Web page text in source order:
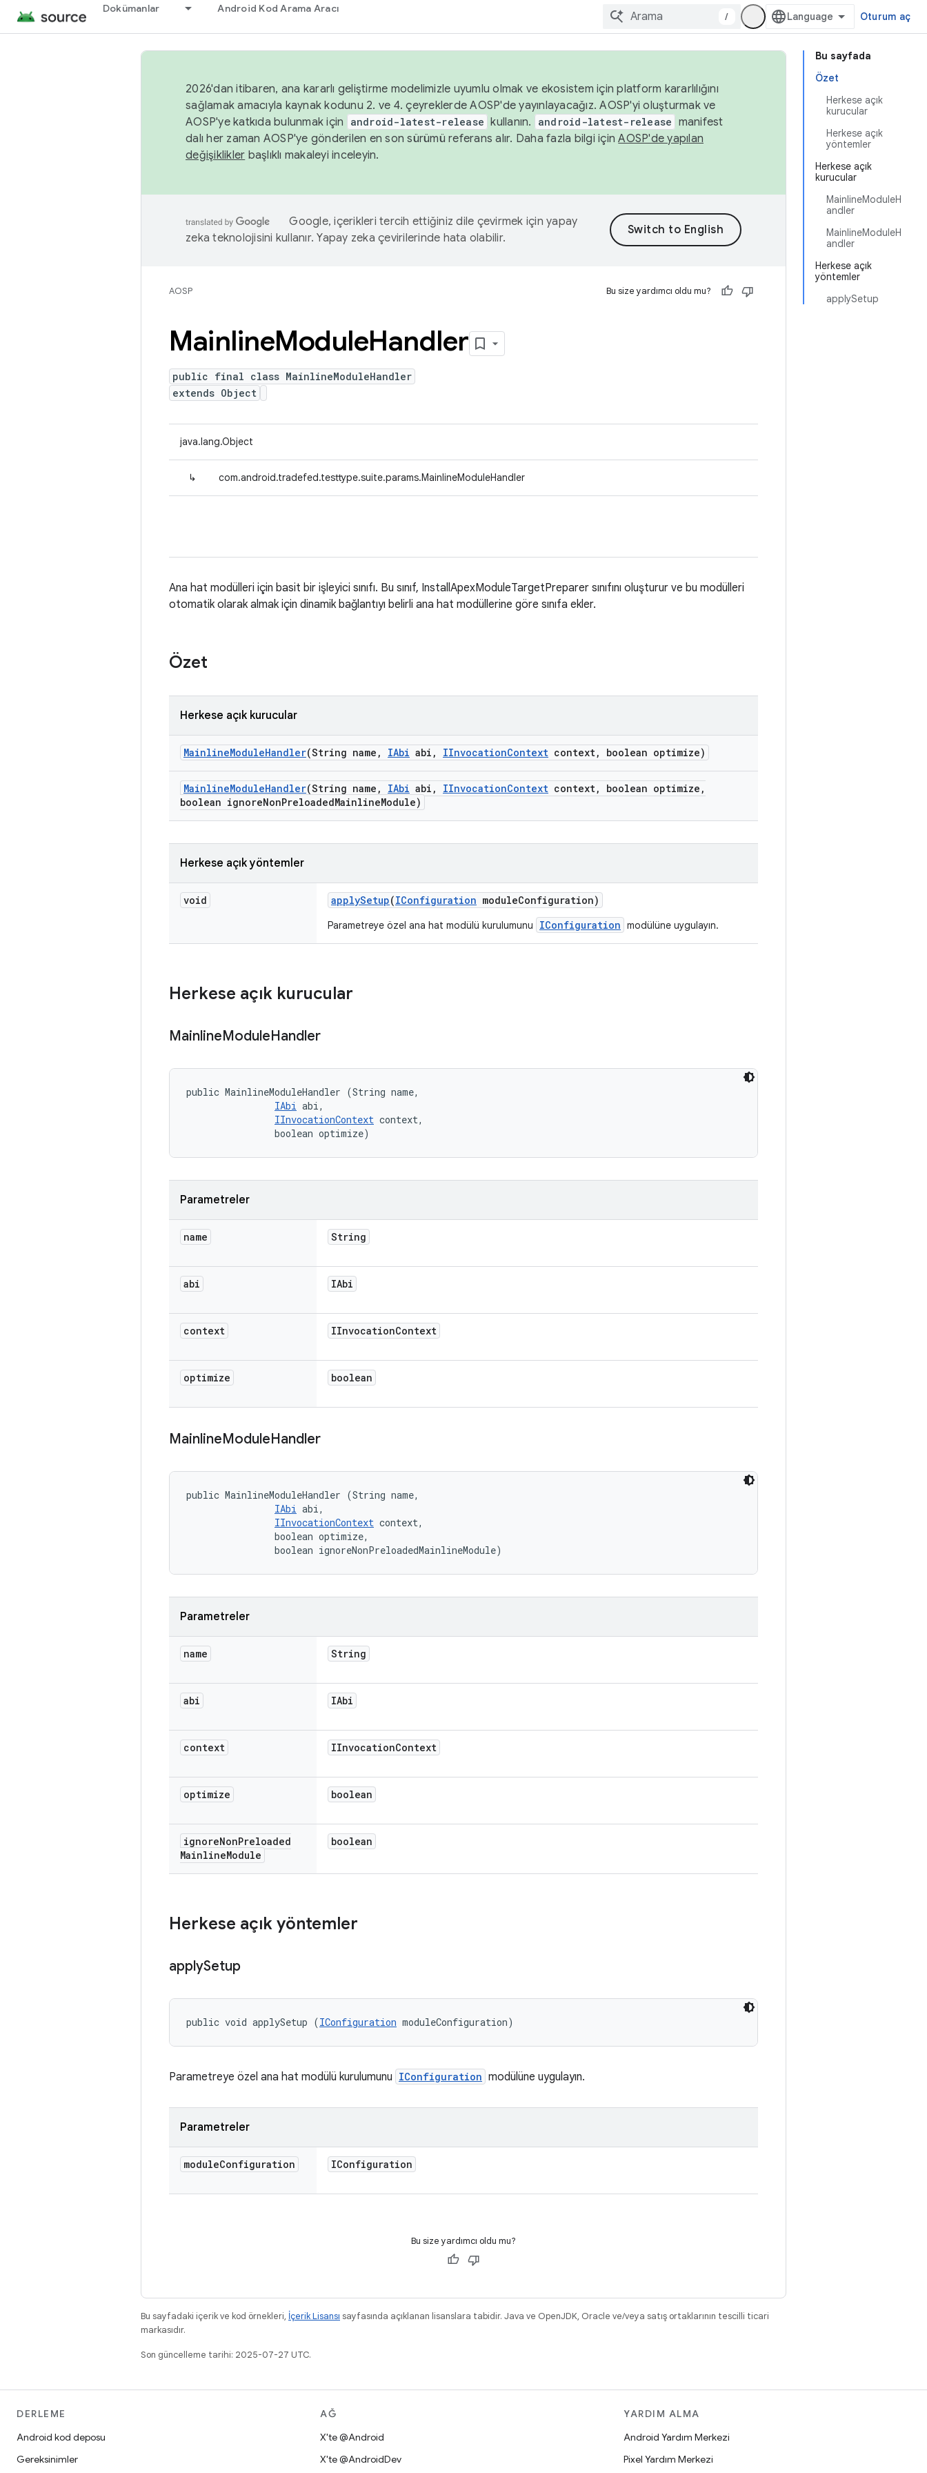
Dokümanlar Android Kod Arama Aracı
/ Oturum aç
Bu sayfada
Özet
Herkese açık
kurucular
Herkese açık
yöntemler
Herkese açık
kurucular
MainlineModuleH
andler
MainlineModuleH
andler
Herkese açık
yöntemler
applySetup
2026'dan itibaren, ana kararlı geliştirme modelimizle uyumlu olmak ve ekosistem için platform kararlılığını
sağlamak amacıyla kaynak kodunu 2. ve 4. çeyreklerde AOSP'de yayınlayacağız. AOSP'yi oluşturmak ve
AOSP'ye katkıda bulunmak için
android-latest-release kullanın. android-latest-release manifest
dalı her zaman AOSP'ye gönderilen en son sürümü referans alır. Daha fazla bilgi içinAOSP'de yapılan
değişiklikler başlıklı makaleyi inceleyin.
Google, içerikleri tercih ettiğiniz dile çevirmek için yapay
zeka teknolojisini kullanır. Yapay zeka çevirilerinde hata olabilir.
AOSP Bu size yardımcı oldu mu?
MainlineModuleHandler
public final class MainlineModuleHandler
extends Object
java.lang.Object
↳ com.android.tradefed.testtype.suite.params.MainlineModuleHandler
Ana hat modülleri için basit bir işleyici sınıfı. Bu sınıf, InstallApexModuleTargetPreparer sınıfını oluşturur ve bu modülleri
otomatik olarak almak için dinamik bağlantıyı belirli ana hat modüllerine göre sınıfa ekler.
Özet
Herkese açık kurucular
MainlineModuleHandler(String name , IAbi abi , IInvocationContext context, boolean optimize)
MainlineModuleHandler(String name , IAbi abi , IInvocationContext context, boolean optimize ,
boolean ignoreNonPreloadedMainlineModule)
Herkese açık yöntemler
void applySetup(IConfiguration moduleConfiguration)
Parametreye özel ana hat modülü kurulumunu IConfiguration modülüne uygulayın.
Herkese açık kurucular
MainlineModuleHandler
public MainlineModuleHandler (String name,
IAbi abi,
IInvocationContext context,
                boolean optimize)
Parametreler
name String
abi IAbi
context IInvocationContext
optimize boolean
MainlineModuleHandler
public MainlineModuleHandler (String name,
IAbi abi,
IInvocationContext context,
                boolean optimize,
                boolean ignoreNonPreloadedMainlineModule)
Parametreler
name String
abi IAbi
context IInvocationContext
optimize boolean
ignoreNonPreloaded
MainlineModule
boolean
Herkese açık yöntemler
applySetup
public void applySetup (IConfiguration moduleConfiguration)
Parametreye özel ana hat modülü kurulumunu IConfiguration modülüne uygulayın.
Parametreler
moduleConfiguration IConfiguration
Bu size yardımcı oldu mu?
Bu sayfadaki içerik ve kod örnekleri, İçerik Lisansı sayfasında açıklanan lisanslara tabidir. Java ve OpenJDK, Oracle ve/veya satış ortaklarının tescilli ticari
markasıdır.
Son güncelleme tarihi: 2025-07-27 UTC.
DERLEME
Android kod deposu
Gereksinimler
AĞ
X'te @Android
X'te @AndroidDev
YARDIM ALMA
Android Yardım Merkezi
Pixel Yardım Merkezi